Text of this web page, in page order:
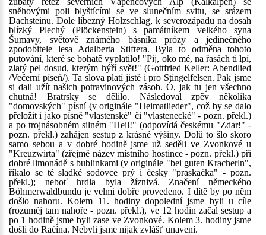
sněhovými poli blyštícími se ve slunečním svitu, se srázem
Dachsteinu. Dole líbezný Holzschlag, k severozápadu na dosah
blízký Plechý (Plöckenstein) s památníkem velkého syna
Šumavy, světově známého básníka prózy a jedinečného
zpodobitele lesa Adalberta Stiftera. Byla to odměna tohoto
putování, které se bohatě vyplatilo! "Pij, oko mé, na řasách ti lpí,
zlatý pel dosud, kterým hýří svět!" (Gottfried Keller: Abendlied
/Večerní píseň/). Ta slova platí jistě i pro Stingelfelsen. Pak jsme
si dali užít našich potravinových zásob. Ó, jak tu jen všechno
chutná! Bratrsky se dělilo. Následoval zpěv několika
"domovských" písní (v originále "Heimatlieder", což by se dalo
přeložit i jako písně "vlastenské" či "vlastenecké" - pozn. překl.)
a po trojnásobném silném "Heil!" (odpovídá českému "Zdar!" -
pozn. překl.) zahájen sestup z krásné výšiny. Dolů to šlo skoro
samo sebou a v dobré hodině jsme už seděli ve Zvonkové u
"Kreuzwirta" (zřejmě název místního hostince - pozn. překl.) při
dobré limonádě s bublinkami (v originále "bei guten Kracherln",
říkalo se té sladké sodovce prý i česky "praskačka" - pozn.
překl.); neboť hrdla byla žíznivá. Značení německého
Böhmerwaldbundu je velmi dobře provedeno. I dítě by po něm
došlo nahoru. Kolem 11. hodiny dopolední jsme byli u cíle
(rozuměj tam nahoře - pozn. překl.), ve 12 hodin začal sestup a
po 1 hodině jsme byli zase ve Zvonkové. Kolem 3. hodiny jsme
došli do Račína. Nebyli jsme nijak zvlášť unavení.